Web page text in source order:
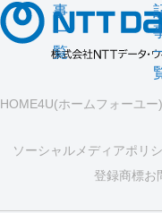
事
一
覧
HOME4U(ホームフォーユー
ソーシャルメディアポリ
登録商標お